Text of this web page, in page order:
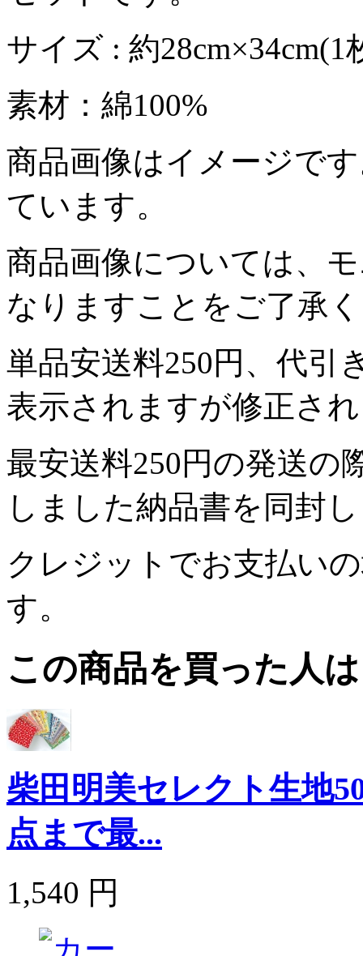
サイズ : 約
素材：綿100%
商品画像はイメージで
ています。
商品画像については、
なりますことをご了承
単品安送料250円、代引
表示されますが修正さ
最安送料250円の発送の
しました納品書を同封
クレジットでお支払い
す。
この商品を買った人
柴田明美セレクト生地
点まで最...
1,540 円